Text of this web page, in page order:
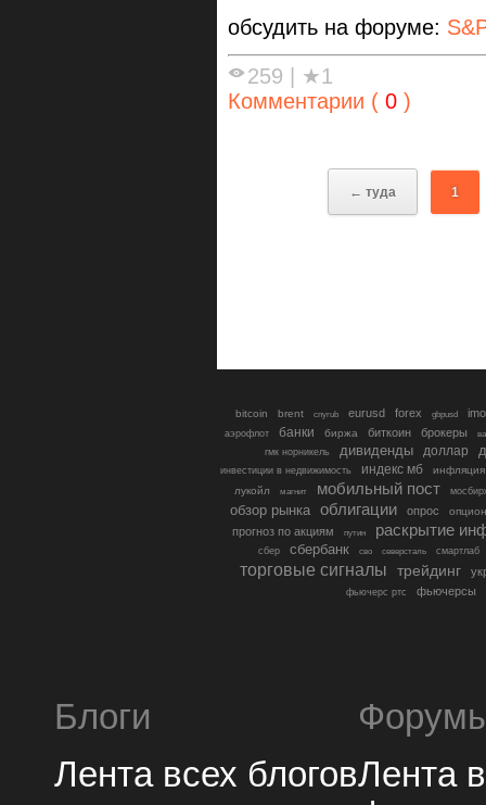
обсудить на форуме:
259
★1
Комментарии ( 0 )
← туда 1
bitcoin brent cnyrub eurusd forex gbpusd
аэрофлот банки биржа биткоин брокеры
гмк норникель
дивиденды доллар
инвестиции в недвижимость индекс мб
инфляция
лукойл
магнит мобильный пост
обзор рынка облигации опрос
прогноз по акциям путин раскрытие
сбер сбербанк сво северсталь смартлаб
торговые сигналы трейдинг
фьючерс ртс фьючерсы
Блоги
Лента всех блоговЛента